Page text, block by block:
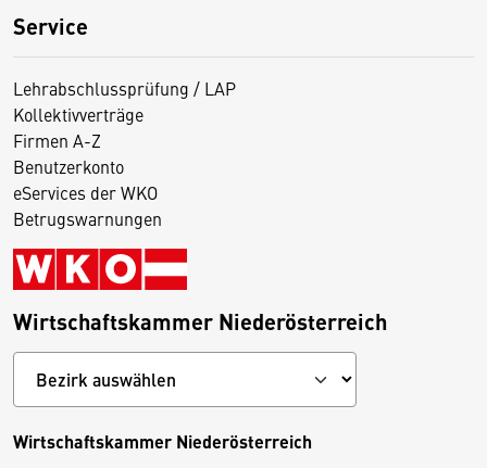
Service
Lehrabschlussprüfung / LAP
Kollektivverträge
Firmen A-Z
Benutzerkonto
eServices der WKO
Betrugswarnungen
Wirtschaftskammer Niederösterreich
Wirtschaftskammer Niederösterreich